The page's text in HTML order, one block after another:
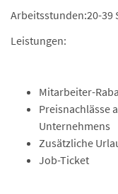
Arbeitsstunden:20-39
Leistungen:
Mitarbeiter-
Preisnachlässe
Unternehmens
Zusätzliche
Job-Ticket